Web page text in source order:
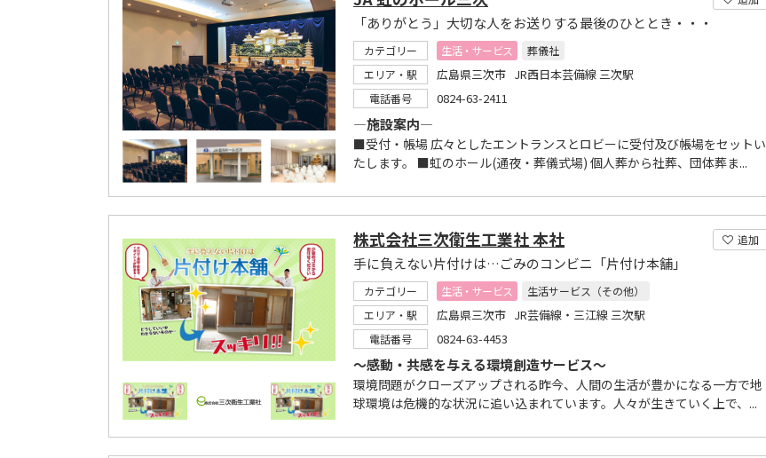
「ありがとう」大切な人をお送りする最後のひととき・・・
カテゴリー 生活・サービス
葬儀社
エリア・駅
広島県三次市 JR西日本芸備線 三次駅
電話番号 0824-63-2411
―施設案内―
■受付・帳場 広々としたエントランスとロビーに受付及び帳場をセットい
たします。 ■虹のホール(通夜・葬儀式場) 個人葬から社葬、団体葬ま...
追加
株式会社三次衛生工業社 本社
手に負えない片付けは…ごみのコンビニ「片付け本舗」
カテゴリー 生活・サービス
生活サービス（その他）
エリア・駅
広島県三次市 JR芸備線・三江線 三次駅
電話番号 0824-63-4453
～感動・共感を与える環境創造サービス～
環境問題がクローズアップされる昨今、人間の生活が豊かになる一方で地
球環境は危機的な状況に追い込まれています。人々が生きていく上で、...